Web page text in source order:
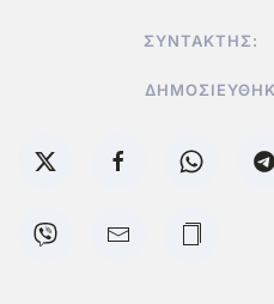
ΣΥΝΤΆΚΤΗΣ: